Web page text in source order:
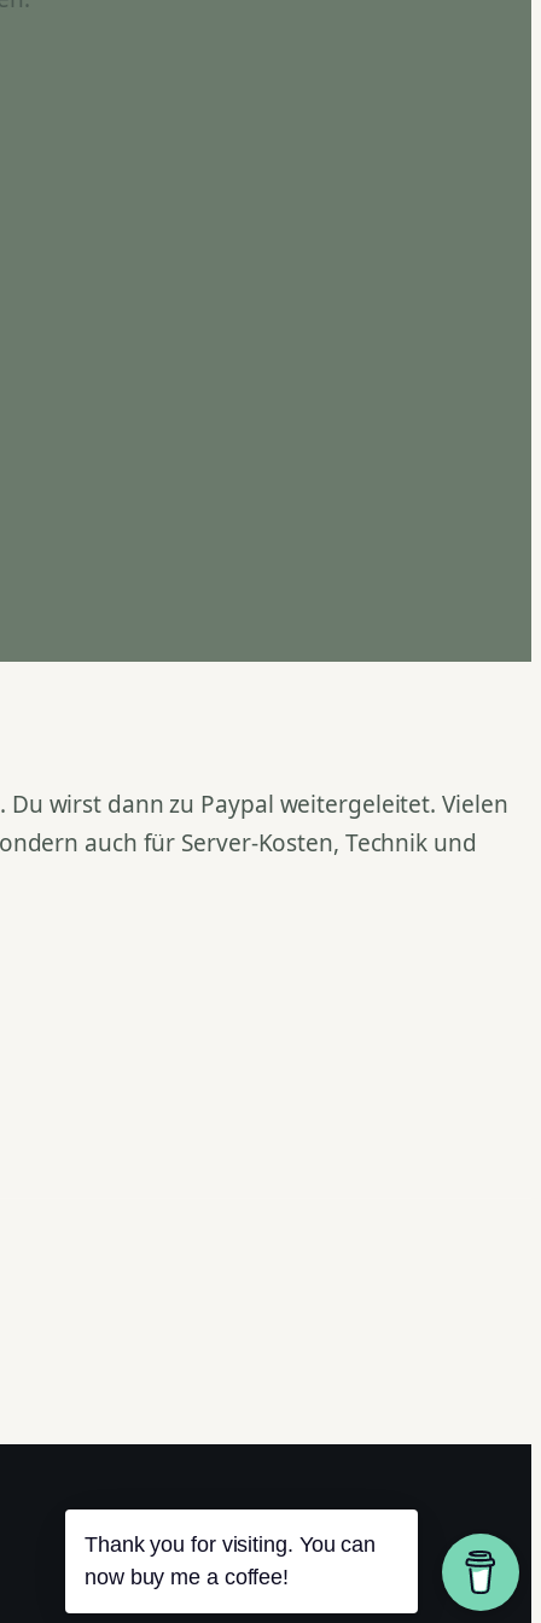
wirst dann zu Paypal weitergeleitet. Vielen
auch für Server-Kosten, Technik und